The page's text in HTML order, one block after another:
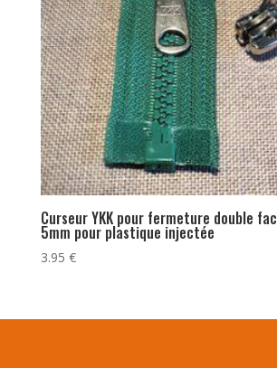
Curseur YKK pour fermeture double
5mm pour plastique injectée
3.95 €